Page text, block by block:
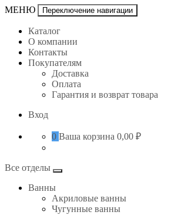
МЕНЮ Переключение навигации
Каталог
О компании
Контакты
Покупателям
Доставка
Оплата
Гарантия и возврат товара
Вход
0 Ваша корзина 0,00 ₽
Все отделы
Ванны
Акриловые ванны
Чугунные ванны